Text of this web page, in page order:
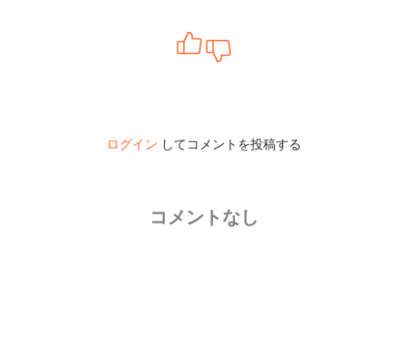
ログイン してコメントを投稿する
コメントなし